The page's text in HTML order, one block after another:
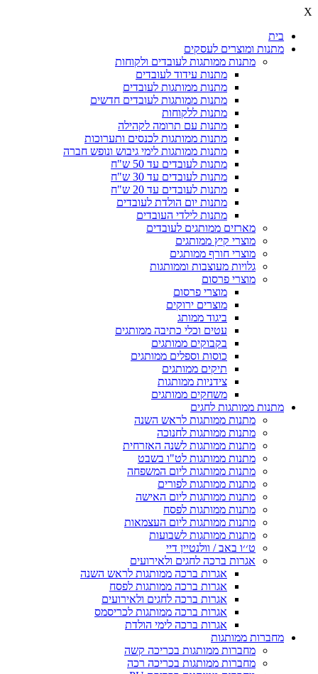
X
בית
מתנות ומוצרים לעסקים
מתנות ממותגות לעובדים ולקוחות
מתנות עידוד לעובדים
מתנות ממותגות לעובדים
מתנות ממותגות לעובדים חדשים
מתנות ללקוחות
מתנות עם תרומה לקהילה
מתנות ממותגות לכנסים ותערוכות
מתנות ממותגות לימי גיבוש ונופש חברה
מתנות לעובדים עד 50 ש"ח
מתנות לעובדים עד 30 ש"ח
מתנות לעובדים עד 20 ש"ח
מתנות יום הולדת לעובדים
מתנות לילדי העובדים
מארזים ממותגים לעובדים
מוצרי קיץ ממותגים
מוצרי חורף ממותגים
גלויות מעוצבות וממותגות
מוצרי פרסום
מוצרי פרסום
מוצרים ירוקים
ביגוד ממותג
עטים וכלי כתיבה ממותגים
בקבוקים ממותגים
כוסות וספלים ממותגים
תיקים ממותגים
צידניות ממותגות
משחקים ממותגים
מתנות ממותגות לחגים
מתנות ממותגות לראש השנה
מתנות ממותגות לחנוכה
מתנות ממותגות לשנה האזרחית
מתנות ממותגות לט"ו בשבט
מתנות ממותגות ליום המשפחה
מתנות ממותגות לפורים
מתנות ממותגות ליום האישה
מתנות ממותגות לפסח
מתנות ממותגות ליום העצמאות
מתנות ממותגות לשבועות
ט׳׳ו באב / וולנטיין דיי
אגרות ברכה לחגים ולאירועים
אגרות ברכה ממותגות לראש השנה
אגרות ברכה ממותגות לפסח
אגרות ברכה לחגים ולאירועים
אגרות ברכה ממותגות לכריסמס
אגרות ברכה לימי הולדת
מחברות ממותגות
מחברות ממותגות בכריכה קשה
מחברות ממותגות בכריכה רכה